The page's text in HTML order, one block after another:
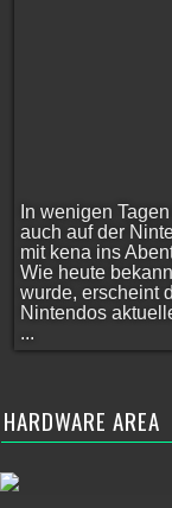
In wenigen
auch auf der
mit kena ins
Wie heute
wurde, erscheint
Nintendos
...
HARDWARE AREA